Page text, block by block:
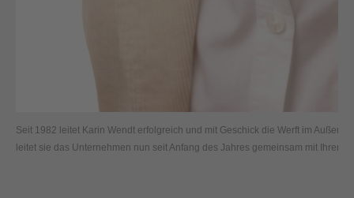
Seit 1982 leitet Karin Wendt erfolgreich und mit Geschick die Werft im
leitet sie das Unternehmen nun seit Anfang des Jahres gemeinsam mit Ihrer